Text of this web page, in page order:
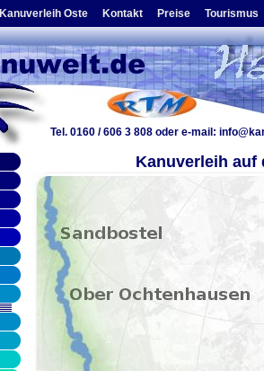
Kanuverleih Oste Kontakt Preise Tourismus
Tel. 0160 / 606 3 808 oder e-mail:
Kanuverleih auf